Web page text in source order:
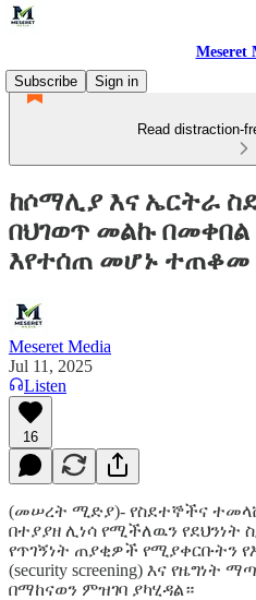
Meseret
Subscribe
Sign in
Read distraction-
ከሶማሊያ እና ኤርትራ
በህገወጥ መልኩ
እየተሰጠ መሆኑ ተጠቆመ
Meseret Media
Jul 11, 2025
Listen
16
(መሠረት ሚድያ)- የስደተኞችና
በተያያዘ ሊነሳ የሚችለዉን የደህንነት
የጥገኝነት ጠያቂዎች የሚያቀርቡትን
(security screening) እና የዜግነት
በማከናወን ምዝገባ ያካሂዳል።